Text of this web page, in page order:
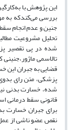
این پژوهش با
بررسی می‌کندکه به
جنین و عدم انجام
تحلیل مشروعیت
شده در پی تقصیر
تالاسمی
قضایی به جبران این
پزشکی، متن رای
شده، خسارت بدنی
قانونی سقط درمانی
برای جبران خسارت
نقص عضو ناشی از